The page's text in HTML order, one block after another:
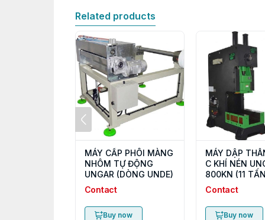
Related products
MÁY CẤP PHÔI MÀNG
NHÔM TỰ ĐỘNG
UNGAR (DÒNG UNDE)
Contact
Buy now
MÁY DẬP
C KHÍ NÉN
800KN (11
Contact
Buy now